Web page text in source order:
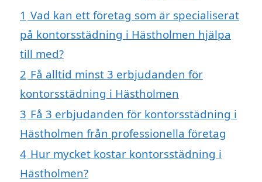
1 Vad kan ett företag som är specialiserat
på kontorsstädning i Hästholmen hjälpa
till med?
2 Få alltid minst 3 erbjudanden för
kontorsstädning i Hästholmen
3 Få 3 erbjudanden för kontorsstädning i
Hästholmen från professionella företag
4 Hur mycket kostar kontorsstädning i
Hästholmen?